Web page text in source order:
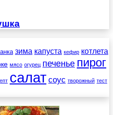
зима капуста кефир котлета
мясо огурец печенье пирог
салат соус творожный тест